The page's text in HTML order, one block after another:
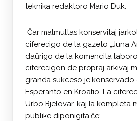
teknika redaktoro Mario Duk.
Ĉar malmultas konservitaj
ciferecigo de la gazeto „Juna
daŭrigo de la komencita
ciferecigon de propraj arkivaj
granda sukceso je
Esperanto en Kroatio. La
Urbo Bjelovar, kaj la kompleta
publike diponigita ĉe: